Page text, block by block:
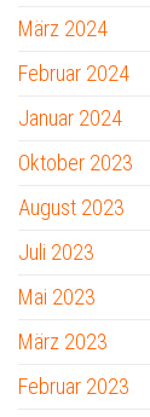
März 2024
Februar 2024
Januar 2024
Oktober 2023
August 2023
Juli 2023
Mai 2023
März 2023
Februar 2023